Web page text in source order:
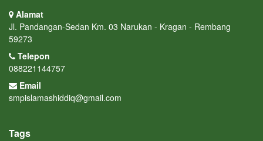
Alamat
Jl. Pandangan-Sedan Km. 03 Narukan - Kragan - Rembang
59273
Telepon
088221144757
Email
smpislamashiddiq@gmail.com
Tags